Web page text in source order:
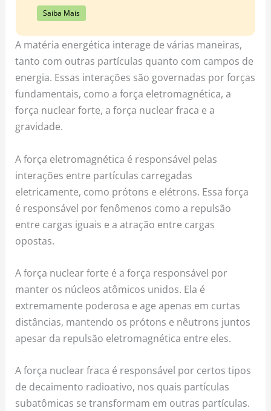
Saiba Mais
A matéria energética interage de várias maneiras,
tanto com outras partículas quanto com campos de
energia. Essas interações são governadas por forças
fundamentais, como a força eletromagnética, a
força nuclear forte, a força nuclear fraca e a
gravidade.
A força eletromagnética é responsável pelas
interações entre partículas carregadas
eletricamente, como prótons e elétrons. Essa força
é responsável por fenômenos como a repulsão
entre cargas iguais e a atração entre cargas
opostas.
A força nuclear forte é a força responsável por
manter os núcleos atômicos unidos. Ela é
extremamente poderosa e age apenas em curtas
distâncias, mantendo os prótons e nêutrons juntos
apesar da repulsão eletromagnética entre eles.
A força nuclear fraca é responsável por certos tipos
de decaimento radioativo, nos quais partículas
subatômicas se transformam em outras partículas.